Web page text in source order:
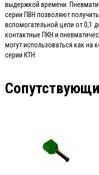
выдержкой времени.
серии ПВН позволяют
вспомогательной цепи от 0,1
контактные ПКН и
могут использоваться как на
серии КТН.